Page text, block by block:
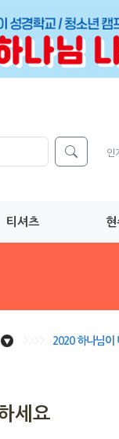
인
티셔츠 현
2020 하나님이
세요